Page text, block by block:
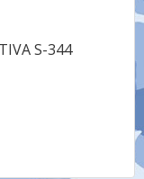
S-344